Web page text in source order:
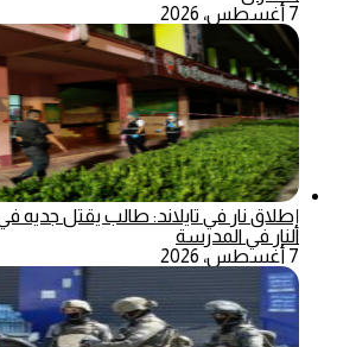
7 أغسطس، 2026
إطلاق نار في تايلاند: طالب يقتل جديه
النار في المدرسة
7 أغسطس، 2026